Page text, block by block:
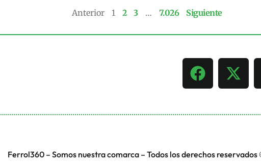
Anterior 1 2 3 … 7.026 Siguiente
Ferrol360 – Somos nuestra comarca – Todos los derechos